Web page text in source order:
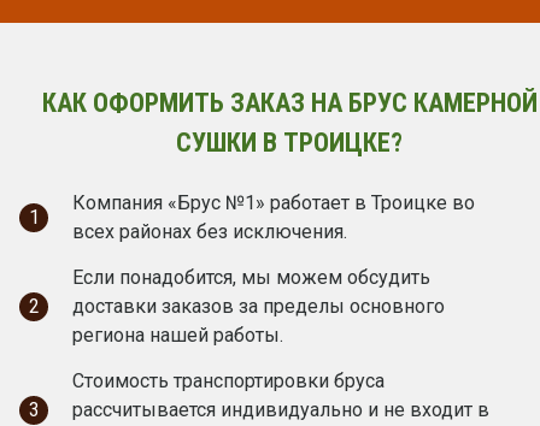
КАК ОФОРМИТЬ ЗАКАЗ НА БРУС КАМЕРНОЙ
СУШКИ В ТРОИЦКЕ?
1
Компания «Брус №1» работает в Троицке во
всех районах без исключения.
2
Если понадобится, мы можем обсудить
доставки заказов за пределы основного
региона нашей работы.
3
Стоимость транспортировки бруса
рассчитывается индивидуально и не входит в